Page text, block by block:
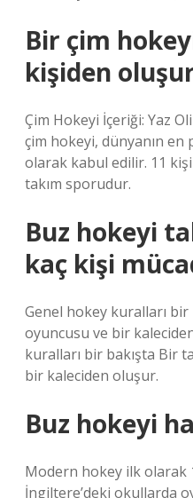
Bir çim
kişiden
Çim Hokeyi İçeriği: Yaz
çim hokeyi, dünyanın
olarak kabul edilir. 11
takım sporudur.
Buz hokeyi
kaç kişi
Genel hokey kuralları bir
oyuncusu ve bir
kuralları bir bakışta Bir
bir kaleciden oluşur.
Buz hokeyi
Modern hokey ilk olarak
İngiltere’deki okullarda